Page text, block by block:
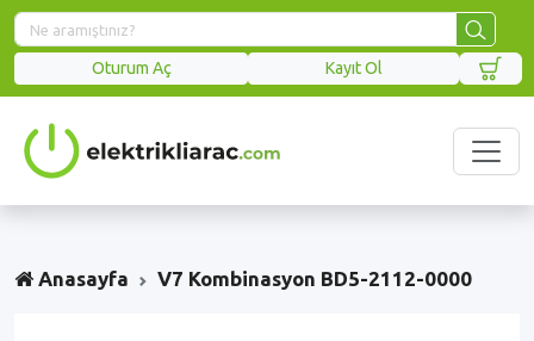
Oturum Aç Kayıt Ol
Anasayfa V7 Kombinasyon BD5-2112-0000